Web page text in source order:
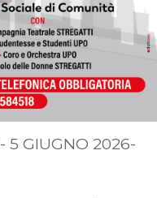
5 GIUGNO 2026-